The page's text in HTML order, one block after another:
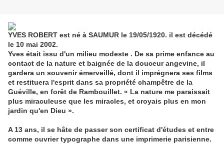
YVES ROBERT est né à SAUMUR le 19/05/1920. il est décédé
le 10 mai 2002.
Yves était issu d'un milieu modeste . De sa prime enfance au
contact de la nature et baignée de la douceur angevine, il
gardera un souvenir émerveillé, dont il imprégnera ses films
et restituera l'esprit dans sa propriété champêtre de la
Guéville, en forêt de Rambouillet. « La nature me paraissait
plus miraculeuse que les miracles, et croyais plus en mon
jardin qu'en Dieu ».
A 13 ans, il se hâte de passer son certificat d'études et entre
comme ouvrier typographe dans une imprimerie parisienne.